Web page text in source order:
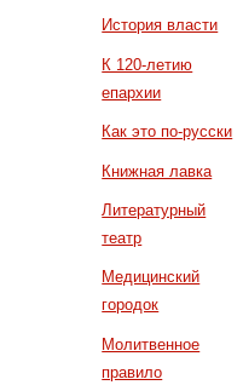
История власти
К 120-летию
епархии
Как это по-русски
Книжная лавка
Литературный
театр
Медицинский
городок
Молитвенное
правило